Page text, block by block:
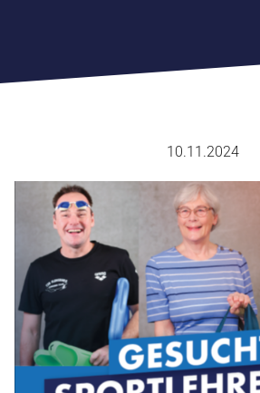
SPORTJUGEND
AUS & FORTBILDUNG
EHRENKODEX
CHRONIK
GESCHÄFTSTELLE
ZUSCHÜSSE
SATZUNG &
10.11.2024